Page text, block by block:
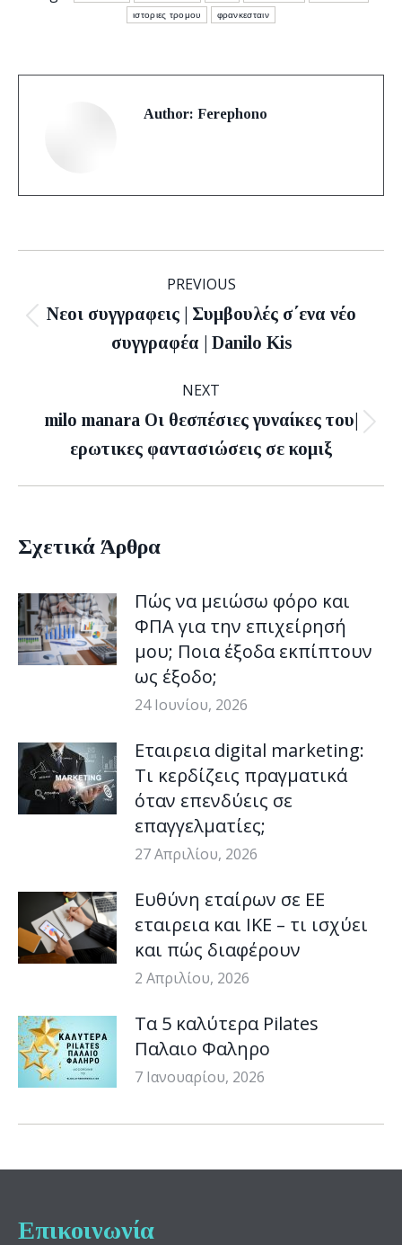
ιστοριες τρομου φρανκεσταιν
Author: Ferephono
navigation
PREVIOUS
Previous
post:
Νεοι συγγραφεις | Συμβουλές σ΄ενα νέο
συγγραφέα | Danilo Kis
NEXT
Next
post:
milo manara Οι θεσπέσιες γυναίκες του|
ερωτικες φαντασιώσεις σε κομιξ
Σχετικά Άρθρα
Πώς να μειώσω φόρο και
ΦΠΑ για την επιχείρησή
μου; Ποια έξοδα εκπίπτουν
ως έξοδο;
24 Ιουνίου, 2026
Εταιρεια digital marketing:
Τι κερδίζεις πραγματικά
όταν επενδύεις σε
επαγγελματίες;
27 Απριλίου, 2026
Ευθύνη εταίρων σε ΕΕ
εταιρεια και ΙΚΕ – τι ισχύει
και πώς διαφέρουν
2 Απριλίου, 2026
Τα 5 καλύτερα Pilates
Παλαιο Φαληρο
7 Ιανουαρίου, 2026
Επικοινωνία